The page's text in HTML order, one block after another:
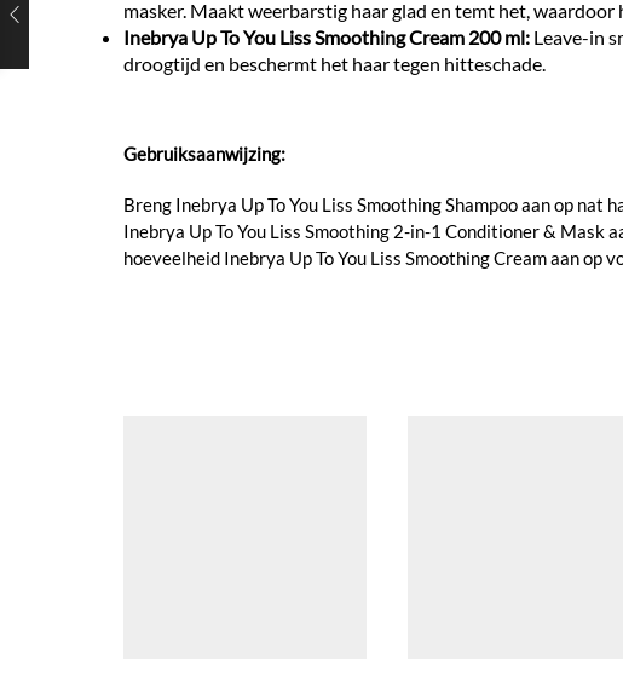
masker. Maakt weerbarstig haar glad en temt het,
Inebrya Up To You Liss Smoothing Cream 200 ml: Leave-in
droogtijd en beschermt het haar tegen hitteschade.
Gebruiksaanwijzing:
Breng Inebrya Up To You Liss Smoothing Shampoo aan op
Inebrya Up To You Liss Smoothing 2-in-1 Conditioner & Mask
hoeveelheid Inebrya Up To You Liss Smoothing Cream aan op